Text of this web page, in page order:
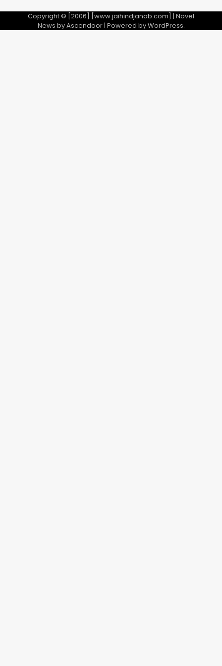
Copyright © [2006] [www.jaihindjanab.com] | Novel
News byAscendoor| Powered byWordPress.